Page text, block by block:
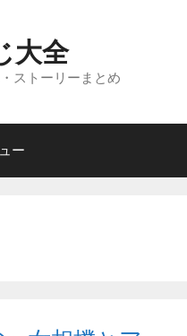
大全
ストーリーまとめ
ー